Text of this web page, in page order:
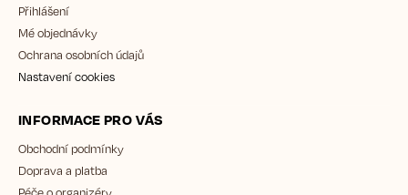
Přihlášení
Mé objednávky
Ochrana osobních údajů
Nastavení cookies
INFORMACE PRO VÁS
Obchodní podmínky
Doprava a platba